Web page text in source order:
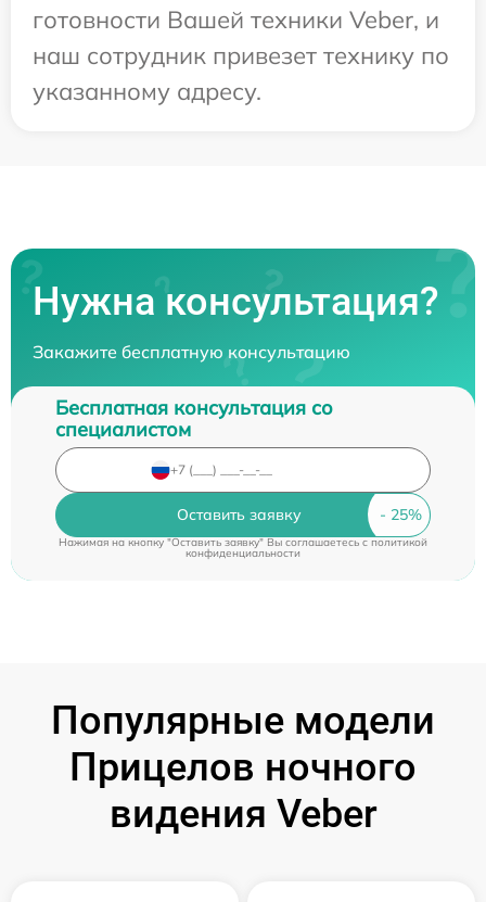
готовности Вашей техники Veber, и
наш сотрудник привезет технику по
указанному адресу.
Нужна консультация?
Закажите бесплатную консультацию
Бесплатная консультация со
специалистом
Оставить заявку
Нажимая на кнопку "Оставить заявку" Вы соглашаетесь cполитикой
конфиденциальности
Популярные модели
Прицелов ночного
видения Veber